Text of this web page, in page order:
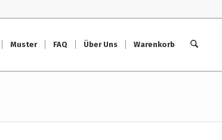
Muster FAQ Über Uns Warenkorb